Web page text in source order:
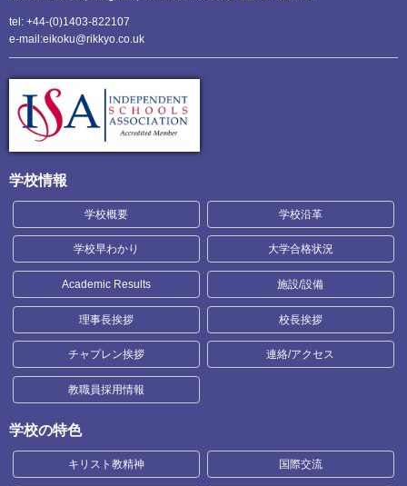
tel: +44-(0)1403-822107
e-mail:eikoku@rikkyo.co.uk
学校情報
学校概要 学校沿革
学校早わかり 大学合格状況
Academic Results 施設/設備
理事長挨拶 校長挨拶
チャプレン挨拶 連絡/アクセス
教職員採用情報
学校の特色
キリスト教精神 国際交流